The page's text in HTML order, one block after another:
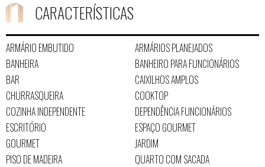
CARACTERÍSTICAS
ARMÁRIO EMBUTIDO
ARMÁRIOS PLANEJADOS
BANHEIRA
BANHEIRO PARA FUNCIONÁRIOS
BAR
CAIXILHOS AMPLOS
CHURRASQUEIRA
COOKTOP
COZINHA INDEPENDENTE
DEPENDÊNCIA FUNCIONÁRIOS
ESCRITÓRIO
ESPAÇO GOURMET
GOURMET
JARDIM
PISO DE MADEIRA
QUARTO COM SACADA